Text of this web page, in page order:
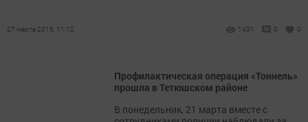
27 марта 2016, 11:12 1431 0 0
Профилактическая операция «Тоннель»
прошла в Тетюшском районе
В понедельник, 21 марта вместе с